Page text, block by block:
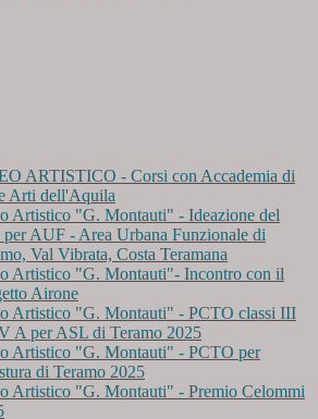
ARTISTICO - Corsi con Accademia di
Arti dell'Aquila
Artistico "G. Montauti" - Ideazione del
per AUF - Area Urbana Funzionale di
Val Vibrata, Costa Teramana
Artistico "G. Montauti"- Incontro con il
Airone
Artistico "G. Montauti" - PCTO classi III
A per ASL di Teramo 2025
Artistico "G. Montauti" - PCTO per
di Teramo 2025
Artistico "G. Montauti" - Premio Celommi